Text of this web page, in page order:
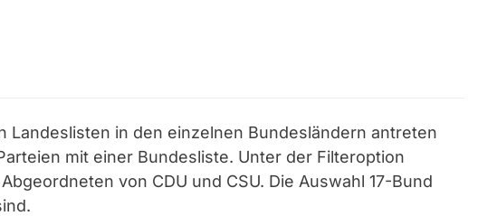
in den einzelnen Bundesländern antreten
mit einer Bundesliste. Unter der Filteroption
von CDU und CSU. Die Auswahl 17-Bund